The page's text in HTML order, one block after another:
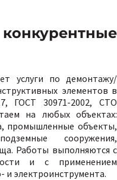
услуги по демонтажу/
элементов в
ГОСТ 30971-2002, СТО
на любых объектах:
промышленные объекты,
сооружения,
Работы выполняются с
и с применением
и электроинструмента.